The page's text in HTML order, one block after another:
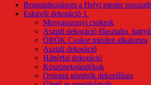
Bemutatkozásom a Helyi mester
Esküvői dekoráció 1.
Menyasszonyi csokrok
Asztali dekoráció főasztalra,
ÖRÖK Csokor minden alkalomra
Asztali dekoráció
Háttérfal dekoráció
Köszönetajándékok
Origami gömbök dekorálásra